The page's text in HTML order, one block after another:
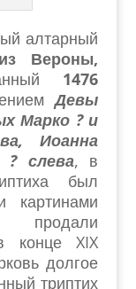
алтарный
Вероны,
1476
Девы
Марко ? и
Иоанна
слева, в
был
картинами
конце XIX
долгое
триптих